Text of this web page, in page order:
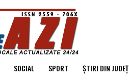
SOCIAL SPORT ȘTIRI DIN JUDEȚ